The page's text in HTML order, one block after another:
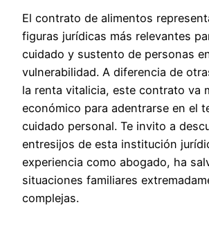
El contrato de alimentos
figuras jurídicas más relevantes
cuidado y sustento de personas
vulnerabilidad. A diferencia de
la renta vitalicia, este contrato va
económico para adentrarse en el
cuidado personal. Te invito a
entresijos de esta institución
experiencia como abogado, ha
situaciones familiares
complejas.